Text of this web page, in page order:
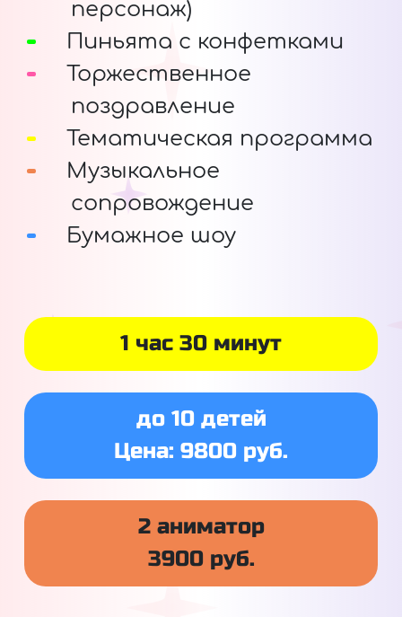
персонаж)
Пиньята с конфетками
Торжественное
поздравление
Тематическая программа
Музыкальное
сопровождение
Бумажное шоу
1 час 30 минут
до 10 детей
Цена: 9800 руб.
2 аниматор
3900 руб.